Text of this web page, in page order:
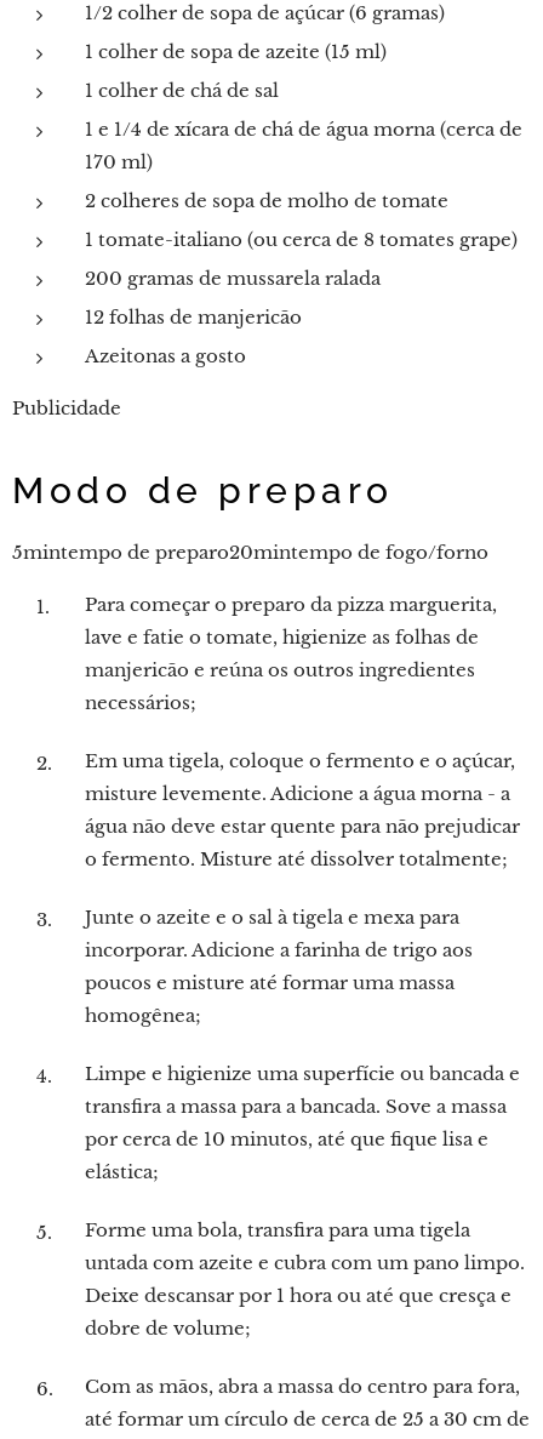
1/2 colher de sopa de açúcar (6 gramas)
1 colher de sopa de azeite (15 ml)
1 colher de chá de sal
1 e 1/4 de xícara de chá de água morna (cerca de
170 ml)
2 colheres de sopa de molho de tomate
1 tomate-italiano (ou cerca de 8 tomates grape)
200 gramas de mussarela ralada
12 folhas de manjericão
Azeitonas a gosto
Publicidade
Modo de preparo
5mintempo de preparo20mintempo de fogo/forno
Para começar o preparo da pizza marguerita,
lave e fatie o tomate, higienize as folhas de
manjericão e reúna os outros ingredientes
necessários;
Em uma tigela, coloque o fermento e o açúcar,
misture levemente. Adicione a água morna - a
água não deve estar quente para não prejudicar
o fermento. Misture até dissolver totalmente;
Junte o azeite e o sal à tigela e mexa para
incorporar. Adicione a farinha de trigo aos
poucos e misture até formar uma massa
homogênea;
Limpe e higienize uma superfície ou bancada e
transfira a massa para a bancada. Sove a massa
por cerca de 10 minutos, até que fique lisa e
elástica;
Forme uma bola, transfira para uma tigela
untada com azeite e cubra com um pano limpo.
Deixe descansar por 1 hora ou até que cresça e
dobre de volume;
Com as mãos, abra a massa do centro para fora,
até formar um círculo de cerca de 25 a 30 cm de